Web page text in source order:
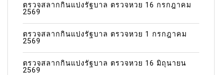
ตรวจสลากกินแบ่งรัฐบาล ตรวจหวย 16 กรกฎาคม
2569
ตรวจสลากกินแบ่งรัฐบาล ตรวจหวย 1 กรกฎาคม
2569
ตรวจสลากกินแบ่งรัฐบาล ตรวจหวย 16 มิถุนายน
2569